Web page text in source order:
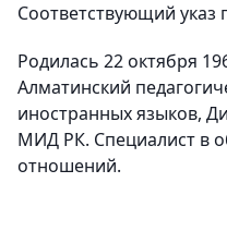
Соответствующий указ
Родилась 22 октября
Алматинский
иностранных языков,
МИД РК. Специалист в
отношений.